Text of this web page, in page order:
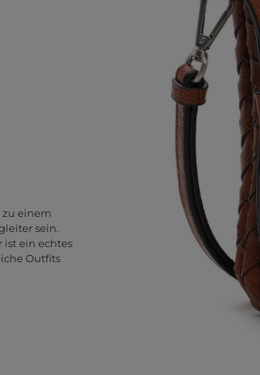
zu einem
sein.
ist ein echtes
Outfits